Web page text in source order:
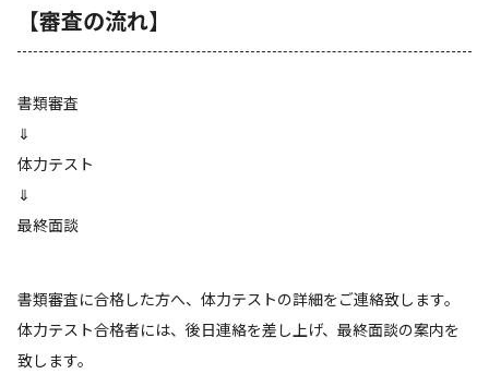
【審査の流れ】
書類審査
⇓
体力テスト
⇓
最終面談
書類審査に合格した方へ、体力テストの詳細をご連絡致します。
体力テスト合格者には、後日連絡を差し上げ、最終面談の案内を
致します。